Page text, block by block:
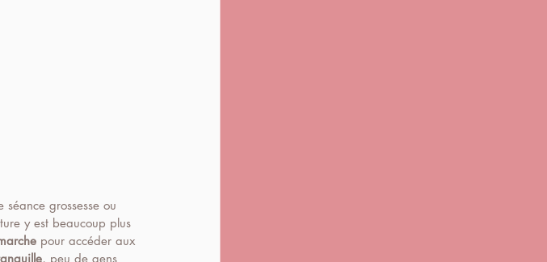
séance grossesse ou
y est beaucoup plus
pour accéder aux
, peu de gens